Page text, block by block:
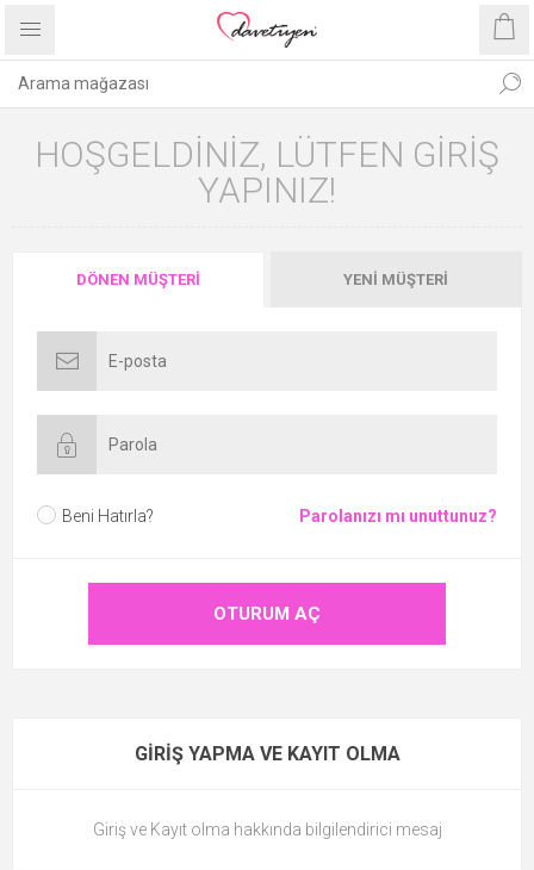
HOŞGELDINIZ, LÜTFEN GIRIŞ
YAPINIZ!
DÖNEN MÜŞTERI YENI MÜŞTERI
Beni Hatırla? Parolanızı mı unuttunuz?
OTURUM AÇ
GIRIŞ YAPMA VE KAYIT OLMA
Giriş ve Kayıt olma hakkında bilgilendirici mesaj